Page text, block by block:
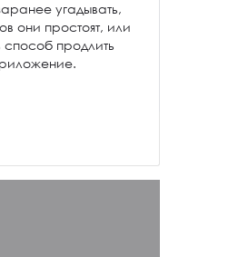
угадывать,
они простоят, или
способ продлить